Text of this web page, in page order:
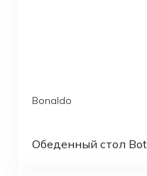
Bonaldo
Обеденный стол